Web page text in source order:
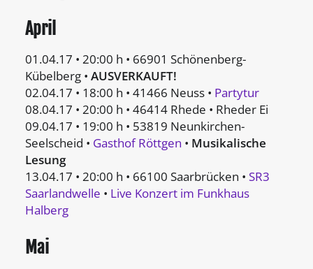
April
01.04.17 • 20:00 h • 66901 Schönenberg-
Kübelberg • AUSVERKAUFT!
02.04.17 • 18:00 h • 41466 Neuss • Partytur
08.04.17 • 20:00 h • 46414 Rhede • Rheder Ei
09.04.17 • 19:00 h • 53819 Neunkirchen-
Seelscheid • Gasthof Röttgen • Musikalische
Lesung
13.04.17 • 20:00 h • 66100 Saarbrücken • SR3
Saarlandwelle • Live Konzert im Funkhaus
Halberg
Mai